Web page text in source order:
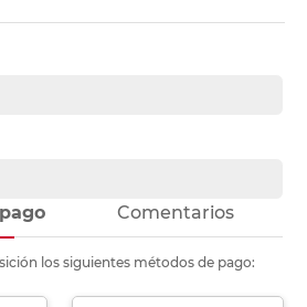
Comentarios
los siguientes métodos de pago: